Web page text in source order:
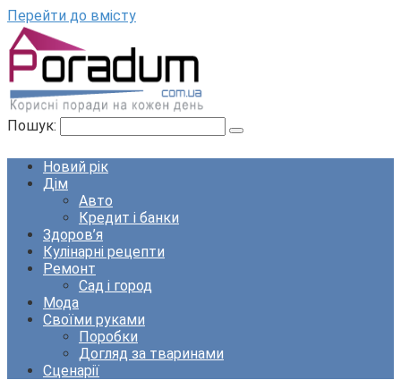
Перейти до вмісту
Пошук:
Новий рік
Дім
Авто
Кредит і банки
Здоров’я
Кулінарні рецепти
Ремонт
Сад і город
Мода
Своїми руками
Поробки
Догляд за тваринами
Сценарії